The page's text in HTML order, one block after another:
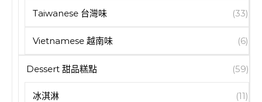
Taiwanese 台灣味 (33)
Vietnamese 越南味 (6)
Dessert 甜品糕點 (59)
冰淇淋 (11)